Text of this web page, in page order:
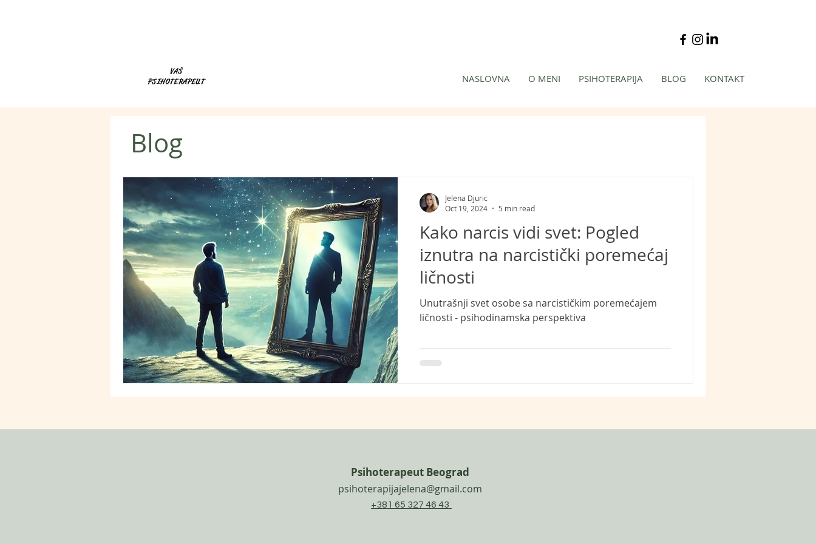
VAŠ
PSIHOTERAPEUT
NASLOVNA O MENI PSIHOTERAPIJA BLOG KONTAKT
Kako narcis vidi svet: Pogled
iznutra na narcistički poremećaj
ličnosti
Unutrašnji svet osobe sa narcističkim poremećajem
ličnosti - psihodinamska perspektiva
Jelena Djuric
Oct 19, 2024
5 min read
Blog
Psihoterapeut Beograd
psihoterapijajelena@gmail.com
+381 65 327 46 43